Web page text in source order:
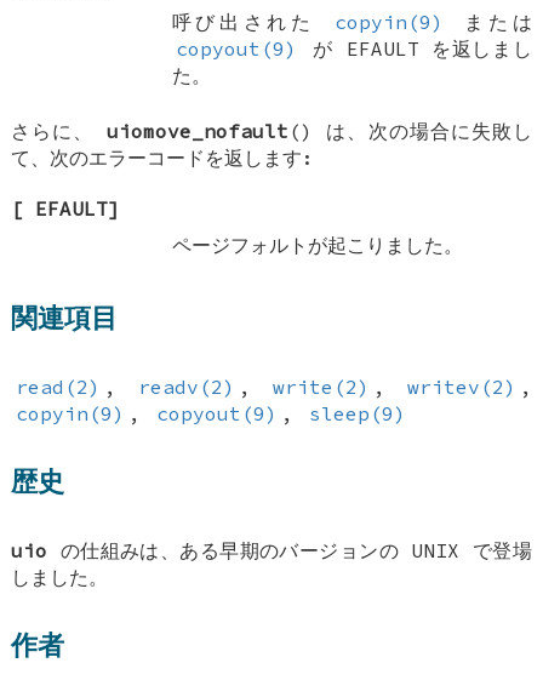
呼び出された
copyin(9)
または
copyout(9)
が EFAULT を返しまし
た。
さらに、uiomove_nofault () は、次の場合に失敗し
て、次のエラーコードを返します:
[ EFAULT]
ページフォルトが起こりました。
関連項目
read(2) , readv(2) , write(2) , writev(2) ,
copyin(9) , copyout(9) , sleep(9)
歴史
uio の仕組みは、ある早期のバージョンの UNIX で登場
しました。
作者